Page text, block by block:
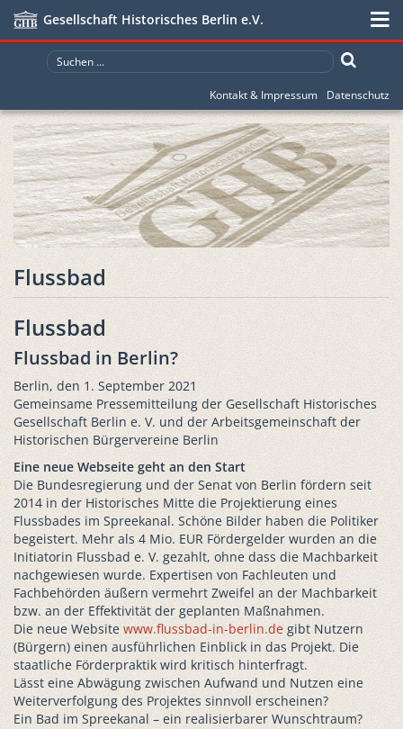
Gesellschaft Historisches Berlin e.V.
Kontakt & Impressum Datenschutz
Flussbad
Flussbad
Flussbad in Berlin?
Berlin, den 1. September 2021
Gemeinsame Pressemitteilung der Gesellschaft Historisches
Gesellschaft Berlin e. V. und der Arbeitsgemeinschaft der
Historischen Bürgervereine Berlin
Eine neue Webseite geht an den Start
Die Bundesregierung und der Senat von Berlin fördern seit
2014 in der Historisches Mitte die Projektierung eines
Flussbades im Spreekanal. Schöne Bilder haben die Politiker
begeistert. Mehr als 4 Mio. EUR Fördergelder wurden an die
Initiatorin Flussbad e. V. gezahlt, ohne dass die Machbarkeit
nachgewiesen wurde. Expertisen von Fachleuten und
Fachbehörden äußern vermehrt Zweifel an der Machbarkeit
bzw. an der Effektivität der geplanten Maßnahmen.
Die neue Website www.flussbad-in-berlin.de gibt Nutzern
(Bürgern) einen ausführlichen Einblick in das Projekt. Die
staatliche Förderpraktik wird kritisch hinterfragt.
Lässt eine Abwägung zwischen Aufwand und Nutzen eine
Weiterverfolgung des Projektes sinnvoll erscheinen?
Ein Bad im Spreekanal – ein realisierbarer Wunschtraum?